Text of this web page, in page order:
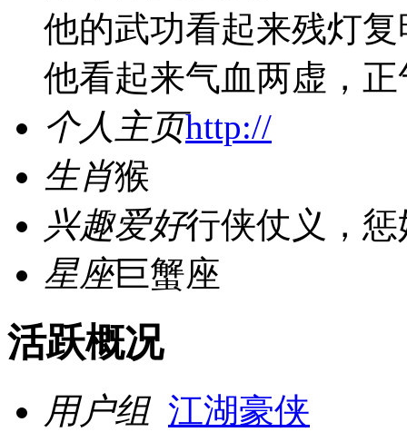
他的武功看起来残灯
他看起来气血两虚，
个人主页http://
生肖猴
兴趣爱好行侠仗义，
星座巨蟹座
活跃概况
用户组 江湖豪侠